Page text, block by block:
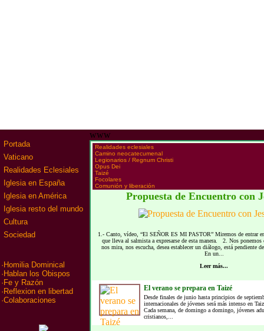
Portada
Vaticano
Realidades Eclesiales
Iglesia en España
Iglesia en América
Iglesia resto del mundo
Cultura
Sociedad
· Homilia Dominical
· Hablan los Obispos
· Fe y Razón
· Reflexion en libertad
·Colaboraciones
www
·Realidades eclesiales
·Camino neocatecumenal
·Legionarios / Regnum Christi
·Opus Dei
·Taizé
·Focolares
·Comunión y liberación
Propuesta de Encuentro con
1.- Canto, vídeo, “El SEÑOR ES MI PASTOR” Miremos de entrar
que lleva al salmista a expresarse de esta manera. 2. Nos
nos mira, nos escucha, desea establecer un diálogo, está pendiente
En un...
Leer más...
El verano se prepara en Taizé
Desde finales de junio hasta principios de
internacionales de jóvenes será más intenso en
Cada semana, de domingo a domingo, jóvenes
cristianos,...